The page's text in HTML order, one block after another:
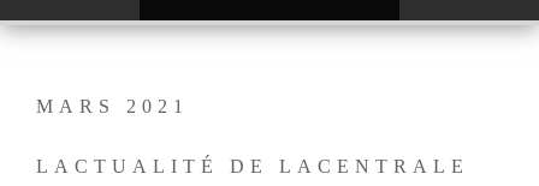
MARS 2021
LACTUALITÉ DE LACENTRALE